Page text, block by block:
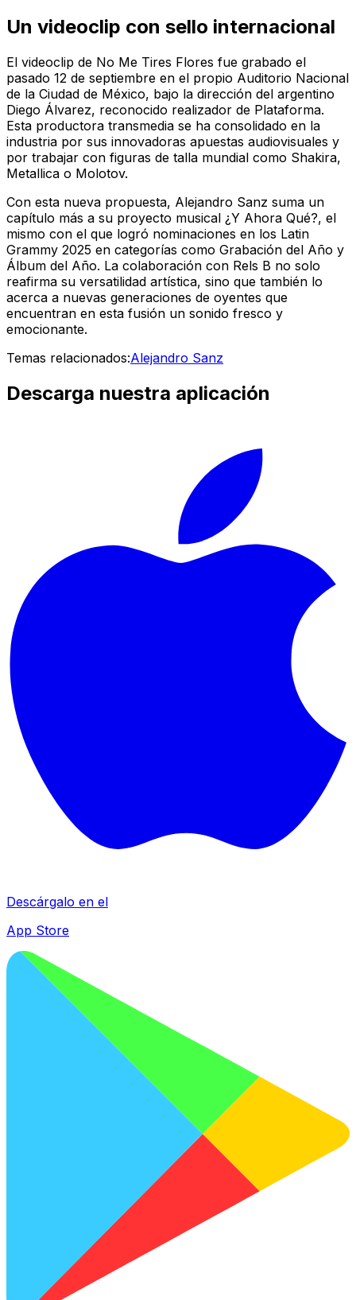
Un videoclip con sello internacional
El videoclip de No Me Tires Flores fue grabado el
pasado 12 de septiembre en el propio Auditorio Nacional
de la Ciudad de México, bajo la dirección del argentino
Diego Álvarez, reconocido realizador de Plataforma.
Esta productora transmedia se ha consolidado en la
industria por sus innovadoras apuestas audiovisuales y
por trabajar con figuras de talla mundial como Shakira,
Metallica o Molotov.
Con esta nueva propuesta, Alejandro Sanz suma un
capítulo más a su proyecto musical ¿Y Ahora Qué?, el
mismo con el que logró nominaciones en los Latin
Grammy 2025 en categorías como Grabación del Año y
Álbum del Año. La colaboración con Rels B no solo
reafirma su versatilidad artística, sino que también lo
acerca a nuevas generaciones de oyentes que
encuentran en esta fusión un sonido fresco y
emocionante.
Temas relacionados:Alejandro Sanz
Descarga nuestra aplicación
Descárgalo en el
App Store